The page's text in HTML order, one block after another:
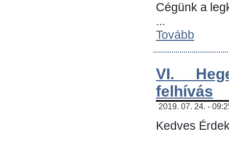
Cégünk a
...
Tovább
VI.
felhívás
2019. 07. 24. -
Kedves